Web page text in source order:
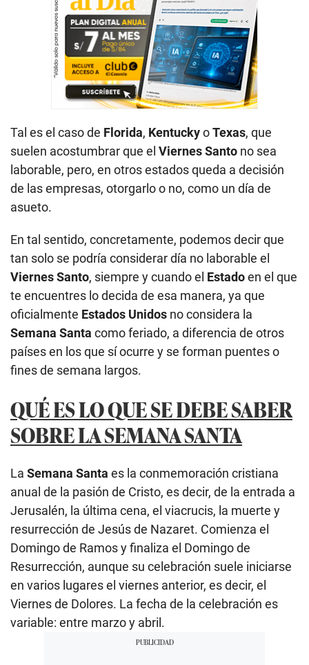
Tal es el caso de Florida, KentuckyoTexas, que
suelen acostumbrar que el Viernes Santo no sea
laborable, pero, en otros estados queda a decisión
de las empresas, otorgarlo o no, como un día de
asueto.
En tal sentido, concretamente, podemos decir que
tan solo se podría considerar día no laborable el
Viernes Santo, siempre y cuando el Estadoen el que
te encuentres lo decida de esa manera, ya que
oficialmente Estados Unidos no considera la
Semana Santa como feriado, a diferencia de otros
países en los que sí ocurre y se forman puentes o
fines de semana largos.
QUÉ ES LO QUE SE DEBE SABER
SOBRE LA SEMANA SANTA
La Semana Santa es la conmemoración cristiana
anual de la pasión de Cristo, es decir, de la entrada a
Jerusalén, la última cena, el viacrucis, la muerte y
resurrección de Jesús de Nazaret. Comienza el
Domingo de Ramos y finaliza el Domingo de
Resurrección, aunque su celebración suele iniciarse
en varios lugares el viernes anterior, es decir, el
Viernes de Dolores. La fecha de la celebración es
variable: entre marzo y abril.